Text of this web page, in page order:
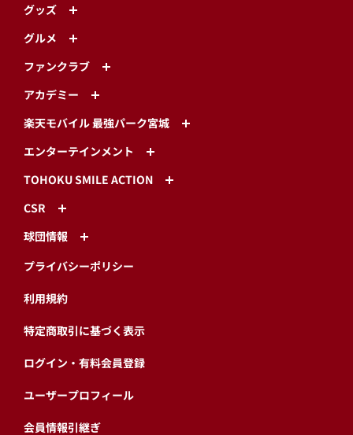
グッズ
グルメ
ファンクラブ
アカデミー
楽天モバイル 最強パーク宮城
エンターテインメント
TOHOKU SMILE ACTION
CSR
球団情報
プライバシーポリシー
利用規約
特定商取引に基づく表示
ログイン・有料会員登録
ユーザープロフィール
会員情報引継ぎ